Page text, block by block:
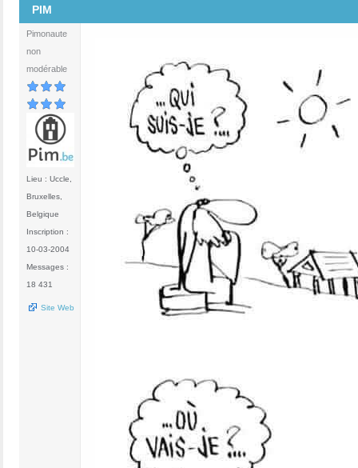
PIM
Pimonaute
non
modérable
Lieu : Uccle,
Bruxelles,
Belgique
Inscription :
10-03-2004
Messages :
18 431
Site Web